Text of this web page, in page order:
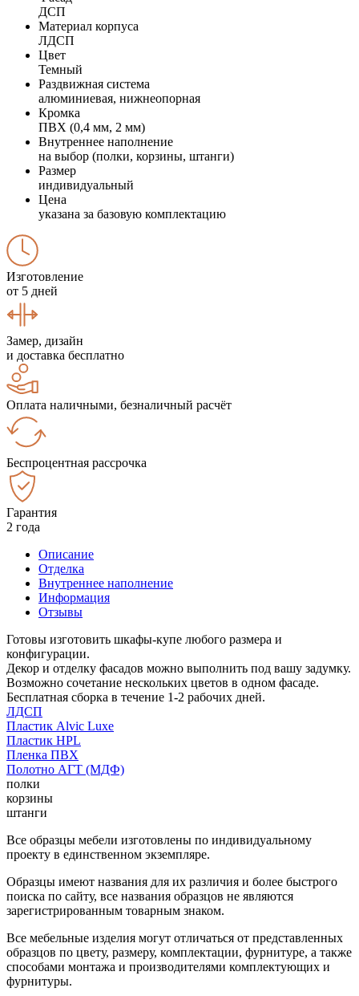
ДСП
Материал корпуса
ЛДСП
Цвет
Темный
Раздвижная система
алюминиевая, нижнеопорная
Кромка
ПВХ (0,4 мм, 2 мм)
Внутреннее наполнение
на выбор (полки, корзины, штанги)
Размер
индивидуальный
Цена
указана за базовую комплектацию
Изготовление
от 5 дней
Замер, дизайн
и доставка бесплатно
Оплата наличными, безналичный расчёт
Беспроцентная рассрочка
Гарантия
2 года
Описание
Отделка
Внутреннее наполнение
Информация
Отзывы
Готовы изготовить шкафы-купе любого размера и
конфигурации.
Декор и отделку фасадов можно выполнить под вашу задумку.
Возможно сочетание нескольких цветов в одном фасаде.
Бесплатная сборка в течение 1-2 рабочих дней.
ЛДСП
Пластик Alvic Luxe
Пластик HPL
Пленка ПВХ
Полотно АГТ (МДФ)
полки
корзины
штанги
Все образцы мебели изготовлены по индивидуальному
проекту в единственном экземпляре.
Образцы имеют названия для их различия и более быстрого
поиска по сайту, все названия образцов не являются
зарегистрированным товарным знаком.
Все мебельные изделия могут отличаться от представленных
образцов по цвету, размеру, комплектации, фурнитуре, а также
способами монтажа и производителями комплектующих и
фурнитуры.